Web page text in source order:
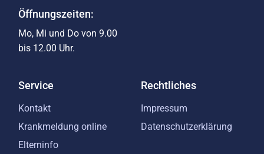
Öffnungszeiten:
Mo, Mi und Do von 9.00
bis 12.00 Uhr.
Service
Kontakt
Krankmeldung online
Elterninfo
Rechtliches
Impressum
Datenschutzerklärung